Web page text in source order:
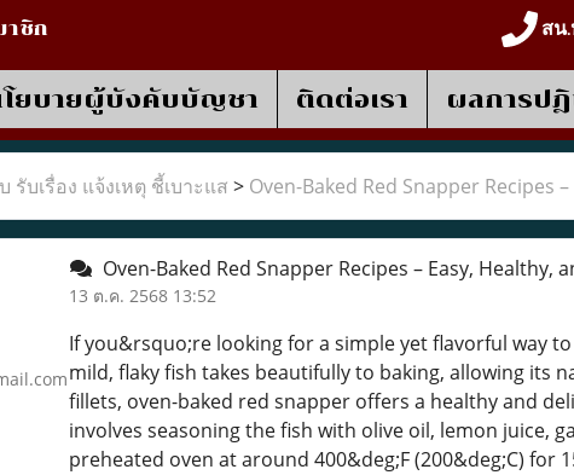
ชิก สน
ยบายผู้บังคับบัญชา ติดต่อเรา ผลการป
รับเรื่อง แจ้งเหตุ ชี้เบาะแส > Oven-Baked Red Snapper Recipes
Oven-Baked Red Snapper Recipes – Easy, Healthy,
13 ต.ค. 2568 13:52
If you&rsquo;re looking for a simple yet flavorful way
mild, flaky fish takes beautifully to baking, allowing its
fillets, oven-baked red snapper offers a healthy and
involves seasoning the fish with olive oil, lemon juice,
preheated oven at around 400&deg;F (200&deg;C)